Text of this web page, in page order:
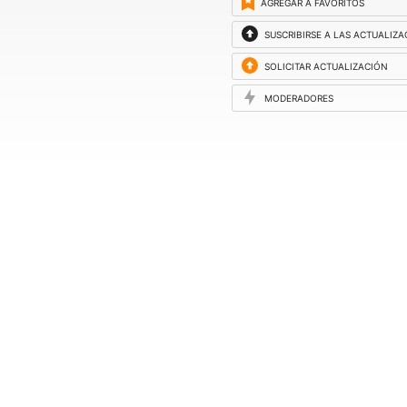
AGREGAR A FAVORITOS
SUSCRIBIRSE A LAS
SOLICITAR ACTUALIZACIÓN
MODERADORES